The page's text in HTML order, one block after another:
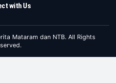
with Us
Mataram dan NTB. All Rights